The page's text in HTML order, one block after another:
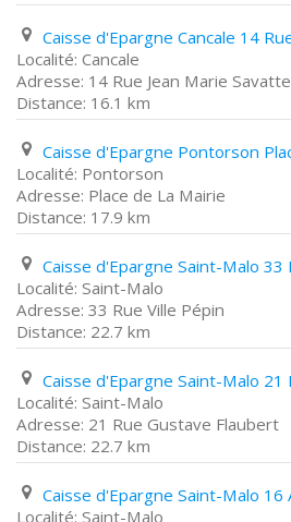
Cancale
14 Rue Jean Marie Savatte
16.1 km
Pontorson
Place de La Mairie
17.9 km
Saint-Malo
33 Rue Ville Pépin
22.7 km
Saint-Malo
21 Rue Gustave Flaubert
22.7 km
Saint-Malo